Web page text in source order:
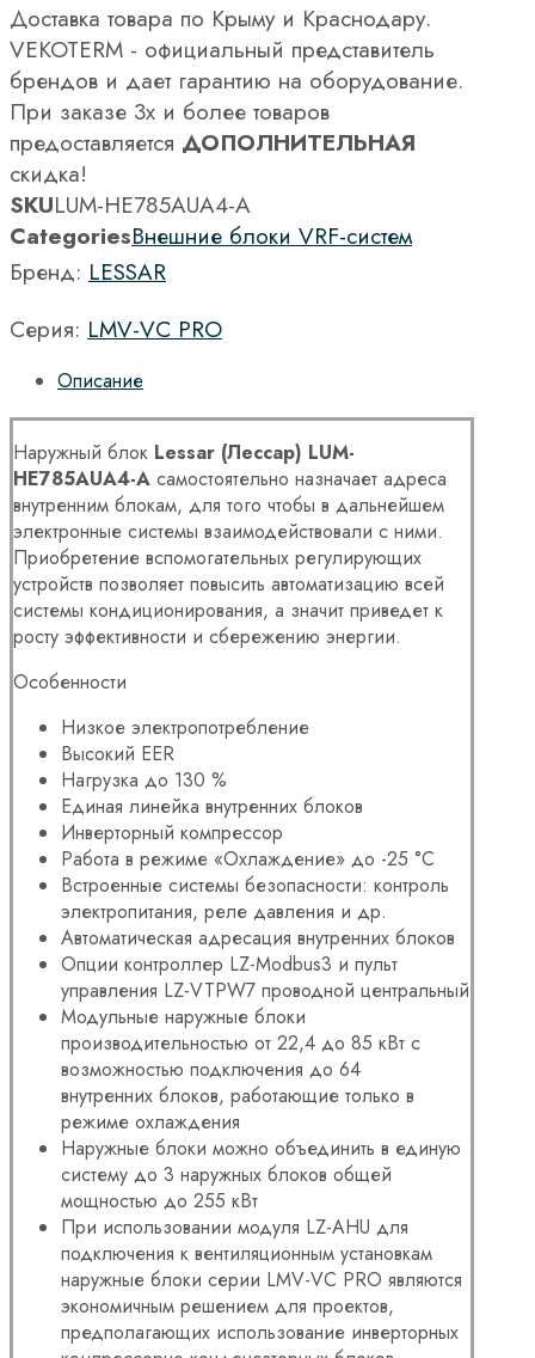
Доставка товара по Крыму и Краснодару.
VEKOTERM - официальный представитель
брендов и дает гарантию на оборудование.
При заказе 3х и более товаров
предоставляется ДОПОЛНИТЕЛЬНАЯ
скидка!
SKULUM-HE785AUA4-A
CategoriesВнешние блоки VRF-систем
Бренд: LESSAR
Серия: LMV-VC PRO
Описание
Наружный блок Lessar (Лессар) LUM-
HE785AUA4-A самостоятельно назначает адреса
внутренним блокам, для того чтобы в дальнейшем
электронные системы взаимодействовали с ними.
Приобретение вспомогательных регулирующих
устройств позволяет повысить автоматизацию всей
системы кондиционирования, а значит приведет к
росту эффективности и сбережению энергии.
Особенности
Низкое электропотребление
Высокий EER
Нагрузка до 130 %
Единая линейка внутренних блоков
Инверторный компрессор
Работа в режиме «Охлаждение» до -25 °С
Встроенные системы безопасности: контроль
электропитания, реле давления и др.
Автоматическая адресация внутренних блоков
Опции контроллер LZ-Modbus3 и пульт
управления LZ-VTPW7 проводной центральный
Модульные наружные блоки
производительностью от 22,4 до 85 кВт с
возможностью подключения до 64
внутренних блоков, работающие только в
режиме охлаждения
Наружные блоки можно объединить в единую
систему до 3 наружных блоков общей
мощностью до 255 кВт
При использовании модуля LZ-AHU для
подключения к вентиляционным установкам
наружные блоки серии LMV-VC PRO являются
экономичным решением для проектов,
предполагающих использование инверторных